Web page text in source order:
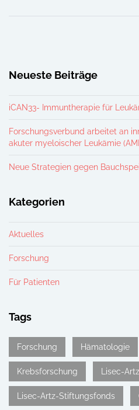
Neueste Beiträge
iCAN33- Immuntherapie für
Forschungsverbund arbeitet an
akuter myeloischer Leukämie
Neue Strategien gegen
Kategorien
Aktuelles
Forschung
Für Patienten
Tags
Forschung Hämatologie
Krebsforschung Lisec-
Lisec-Artz-Stiftungsfonds